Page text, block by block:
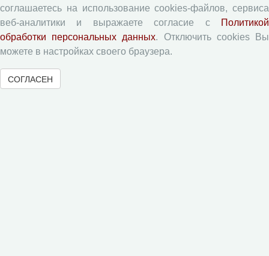
Авторские права
Приватность
Рецензентам
Памятка рецензенту
соглашаетесь на использование cookies-файлов, сервиса
веб-аналитики и выражаете согласие с
Политикой
обработки персональных данных. Отключить cookies Вы
можете в настройках своего браузера.
СОГЛАСЕН